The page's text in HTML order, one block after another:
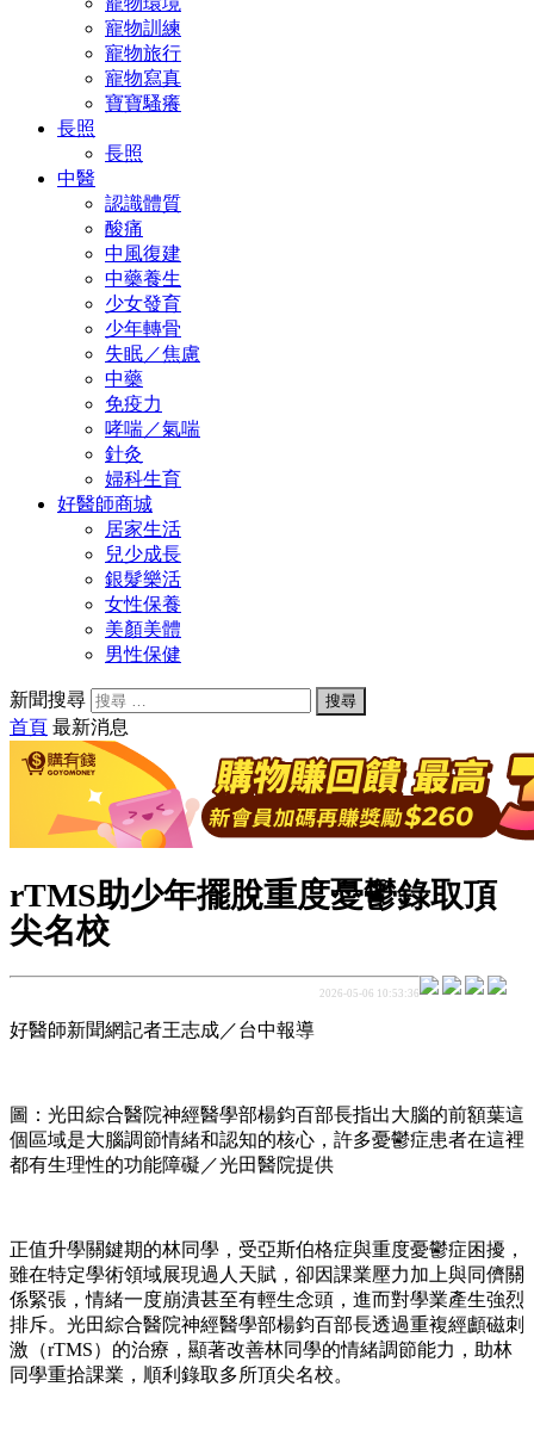
寵物訓練
寵物旅行
寵物寫真
寶寶騷癢
長照
長照
中醫
認識體質
酸痛
中風復建
中藥養生
少女發育
少年轉骨
失眠／焦慮
中藥
免疫力
哮喘／氣喘
針灸
婦科生育
好醫師商城
居家生活
兒少成長
銀髮樂活
女性保養
美顏美體
男性保健
新聞搜尋
首頁 最新消息
rTMS助少年擺脫重度憂鬱錄取頂
尖名校
2026-05-06 10:53:36
好醫師新聞網記者王志成／台中報導
圖：光田綜合醫院神經醫學部楊鈞百部長指出大腦的前額葉這
個區域是大腦調節情緒和認知的核心，許多憂鬱症患者在這裡
都有生理性的功能障礙／光田醫院提供
正值升學關鍵期的林同學，受亞斯伯格症與重度憂鬱症困擾，
雖在特定學術領域展現過人天賦，卻因課業壓力加上與同儕關
係緊張，情緒一度崩潰甚至有輕生念頭，進而對學業產生強烈
排斥。光田綜合醫院神經醫學部楊鈞百部長透過重複經顱磁刺
激（rTMS）的治療，顯著改善林同學的情緒調節能力，助林
同學重拾課業，順利錄取多所頂尖名校。